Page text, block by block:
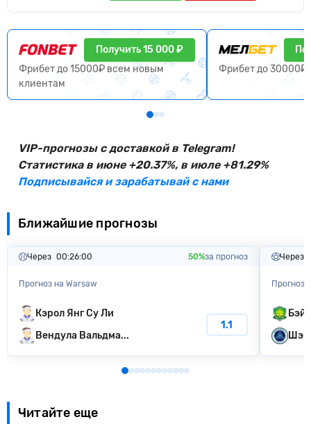
Получить 15 000 ₽
Фрибет до 15000₽ всем новым
клиентам
Фрибет до 30000₽
VIP-прогнозы с доставкой в Telegram!
Статистика в июне +20.37%, в июле +81.29%
Подписывайся и зарабатывай с нами
Ближайшие прогнозы
Через 00:25:59 50%за прогноз
Прогноз на Warsaw
Кэрол Янг Су Ли
Вендула Вальдма...
1.1
Через
Прогноз
Читайте еще